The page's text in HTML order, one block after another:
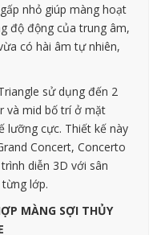
nhỏ giúp màng hoạt
độ động của trung âm,
có hài âm tự nhiên,
sử dụng đến 2
và mid bố trí ở mặt
lưỡng cực. Thiết kế này
Concert, Concerto
diễn 3D với sân
lớp.
MÀNG SỢI THỦY